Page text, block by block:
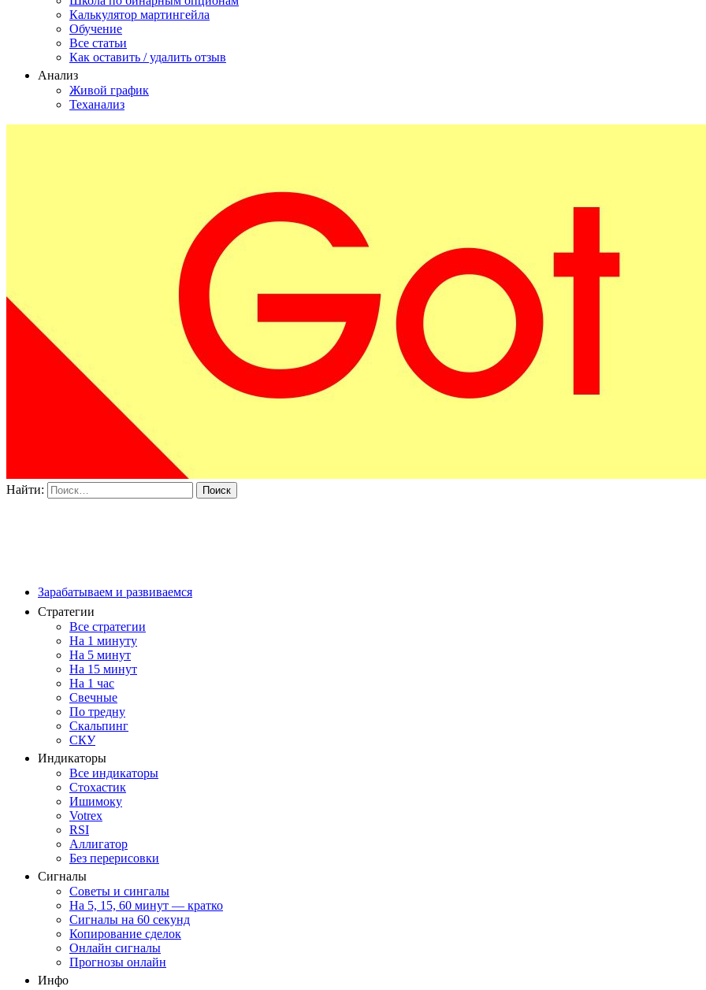
Калькулятор мартингейла
Обучение
Все статьи
Как оставить / удалить отзыв
Анализ
Живой график
Теханализ
Найти:
Зарабатываем и развиваемся
Стратегии
Все стратегии
На 1 минуту
На 5 минут
На 15 минут
На 1 час
Свечные
По тредну
Скальпинг
СКУ
Индикаторы
Все индикаторы
Стохастик
Ишимоку
Votrex
RSI
Аллигатор
Без перерисовки
Сигналы
Советы и сингалы
На 5, 15, 60 минут — кратко
Сигналы на 60 секунд
Копирование сделок
Онлайн сигналы
Прогнозы онлайн
Инфо